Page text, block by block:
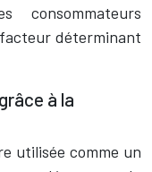
consommateurs
déterminant
à la
utilisée comme un